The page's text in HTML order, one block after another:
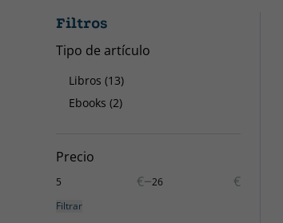
Filtros
Tipo de artículo
Libros (13)
Ebooks (2)
Precio
€– €
Filtrar